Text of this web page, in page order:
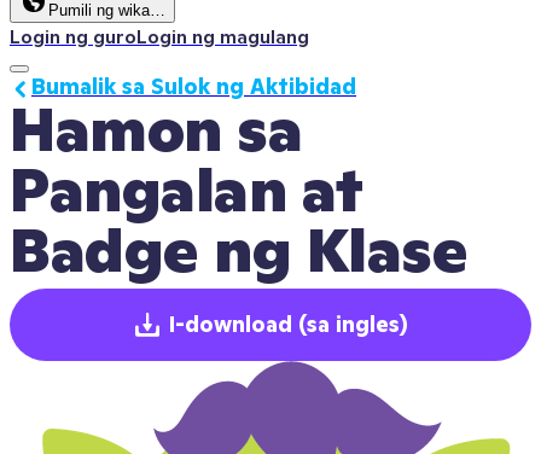
Pumili ng wika…
Login ng guroLogin ng magulang
Hamon sa
Pangalan at
Badge ng Klase
Bumalik sa Sulok ng Aktibidad
I-download (sa ingles)